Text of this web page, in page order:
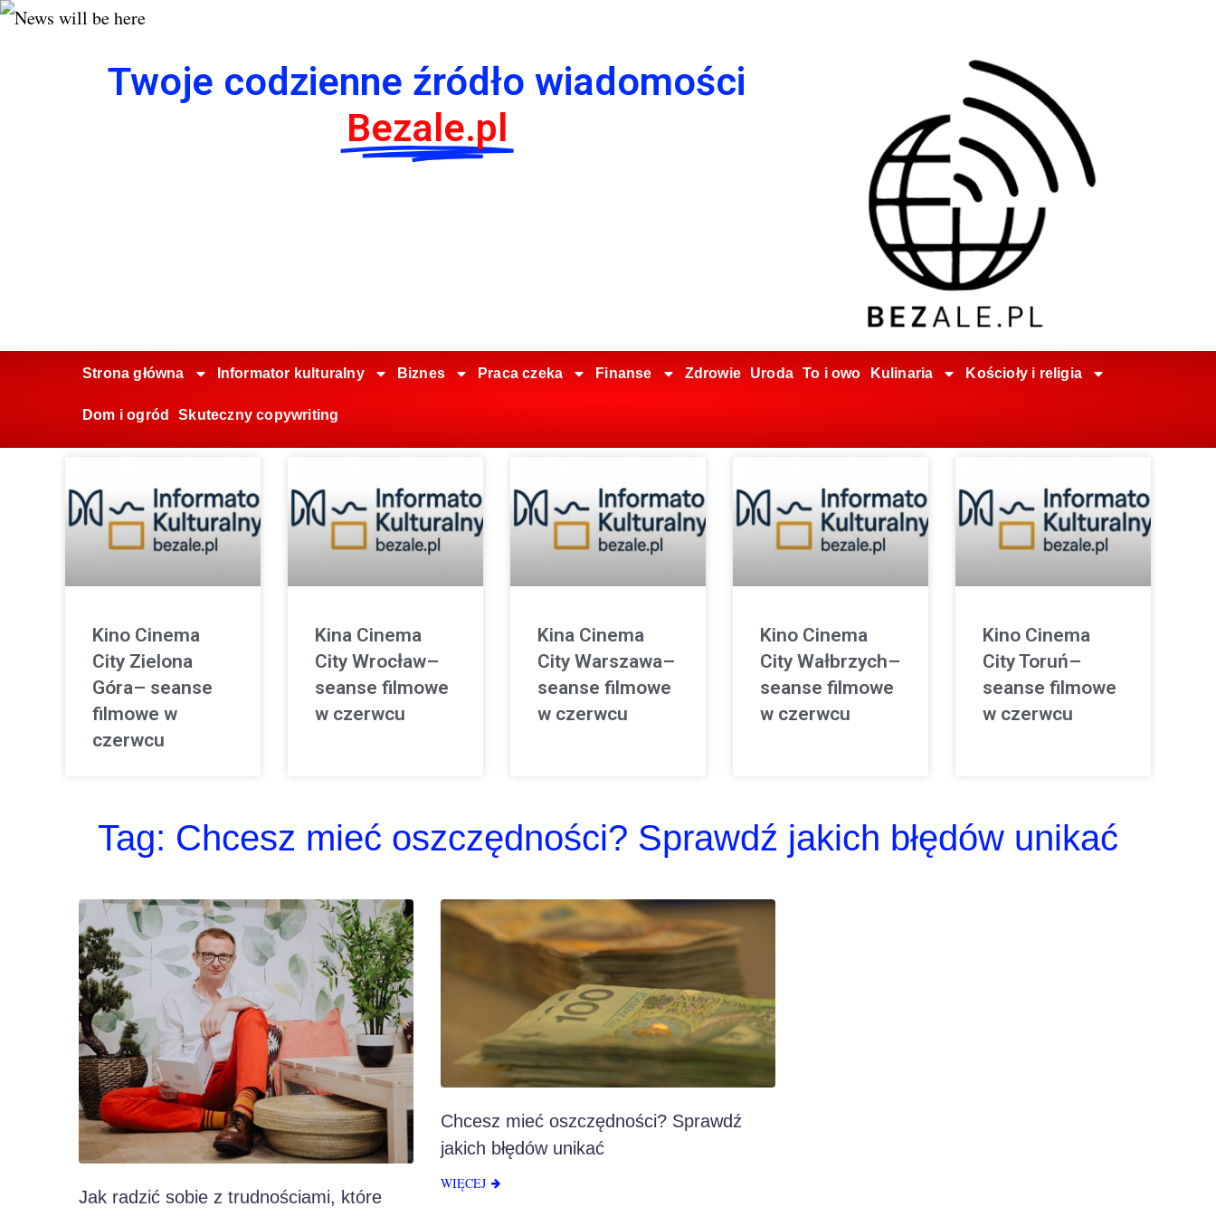
Twoje codzienne źródło wiadomości
Bezale.pl
Strona główna Informator kulturalny Biznes Praca czeka Finanse Zdrowie Uroda To i owo Kulinaria Kościoły i religia
Dom i ogród Skuteczny copywriting
Kino Cinema
City Zielona
Góra– seanse
filmowe w
czerwcu
Kina Cinema
City Wrocław–
seanse filmowe
w czerwcu
Kina Cinema
City Warszawa–
seanse filmowe
w czerwcu
Kino Cinema
City Wałbrzych–
seanse filmowe
w czerwcu
Kino Cinema
City Toruń–
seanse filmowe
w czerwcu
Tag: Chcesz mieć oszczędności? Sprawdź jakich błędów unikać
Jak radzić sobie z trudnościami, które
Chcesz mieć oszczędności? Sprawdź
jakich błędów unikać
WIĘCEJ